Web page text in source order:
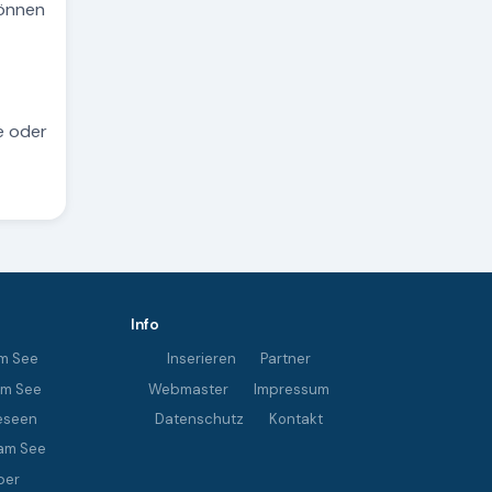
oder
See
See
See
Info
Inserieren
Partner
Webmaster
Impressum
Datenschutz
Kontakt